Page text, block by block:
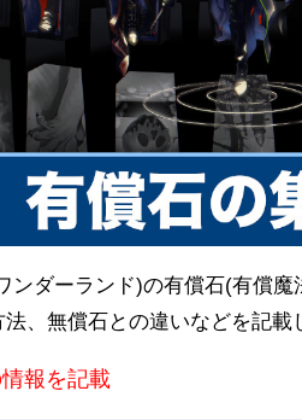
ンダーランド)の有償石(有償
、無償石との違いなどを記載
報を記載